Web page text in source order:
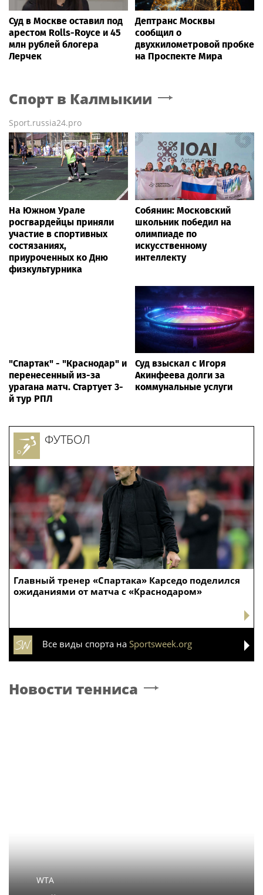
Суд в Москве оставил под
арестом Rolls-Royce и 45
млн рублей блогера
Лерчек
Дептранс Москвы
сообщил о
двухкилометровой пробке
на Проспекте Мира
Спорт в Калмыкии
Sport.russia24.pro
На Южном Урале
росгвардейцы приняли
участие в спортивных
состязаниях,
приуроченных ко Дню
физкультурника
Собянин: Московский
школьник победил на
олимпиаде по
искусственному
интеллекту
"Спартак" - "Краснодар" и
перенесенный из-за
урагана матч. Стартует 3-
й тур РПЛ
Суд взыскал с Игоря
Акинфеева долги за
коммунальные услуги
Главный тренер «Спартака» Карседо поделился
ожиданиями от матча с «Краснодаром»
ФУТБОЛ
Все виды спорта на Sportsweek.org
Новости тенниса
WTA